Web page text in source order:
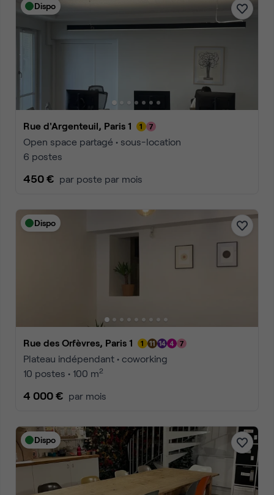
Dispo
Rue d'Argenteuil, Paris 1
Open space partagé • sous-location
6 postes
450 € par poste par mois
Dispo
Rue des Orfèvres, Paris 1
Plateau indépendant • coworking
10 postes • 100 m2
4 000 € par mois
Dispo